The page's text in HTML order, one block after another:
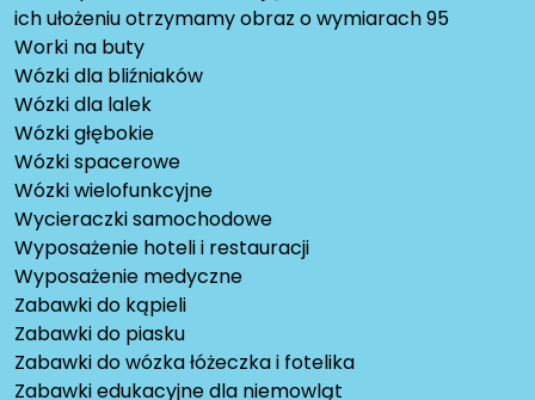
ich ułożeniu otrzymamy obraz o wymiarach 95
Worki na buty
Wózki dla bliźniaków
Wózki dla lalek
Wózki głębokie
Wózki spacerowe
Wózki wielofunkcyjne
Wycieraczki samochodowe
Wyposażenie hoteli i restauracji
Wyposażenie medyczne
Zabawki do kąpieli
Zabawki do piasku
Zabawki do wózka łóżeczka i fotelika
Zabawki edukacyjne dla niemowląt